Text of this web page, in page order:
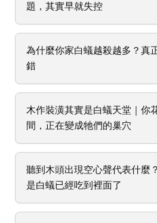
題，其實早就失控
為什麼你家白蟻越殺越多？真
錯
木作裝潢其實是白蟻天堂｜你
間，正在變成牠們的巢穴
聽到木頭出現空心聲代表什麼
是白蟻已經吃到裡面了